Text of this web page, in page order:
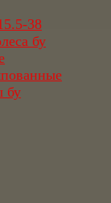
38
бу
бу